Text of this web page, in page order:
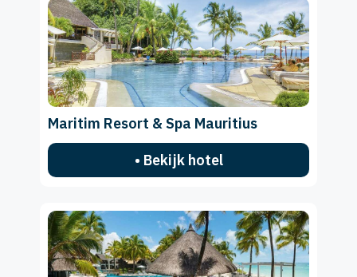
Maritim Resort & Spa Mauritius
• Bekijk hotel